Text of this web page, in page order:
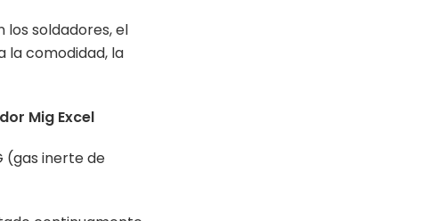
los soldadores, el
la comodidad, la
Mig Excel
(gas inerte de